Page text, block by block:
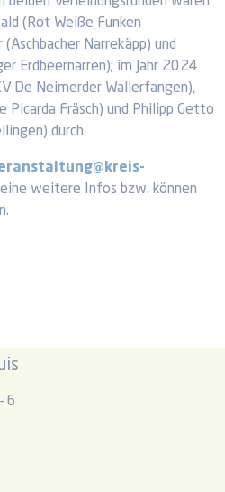
(Rot Weiße Funken
Narrekäpp) und
Erdbeernarren); im Jahr 2024
De Neimerder Wallerfangen),
Picarda Fräsch) und Philipp Getto
durch.
weitere Infos bzw. können
6